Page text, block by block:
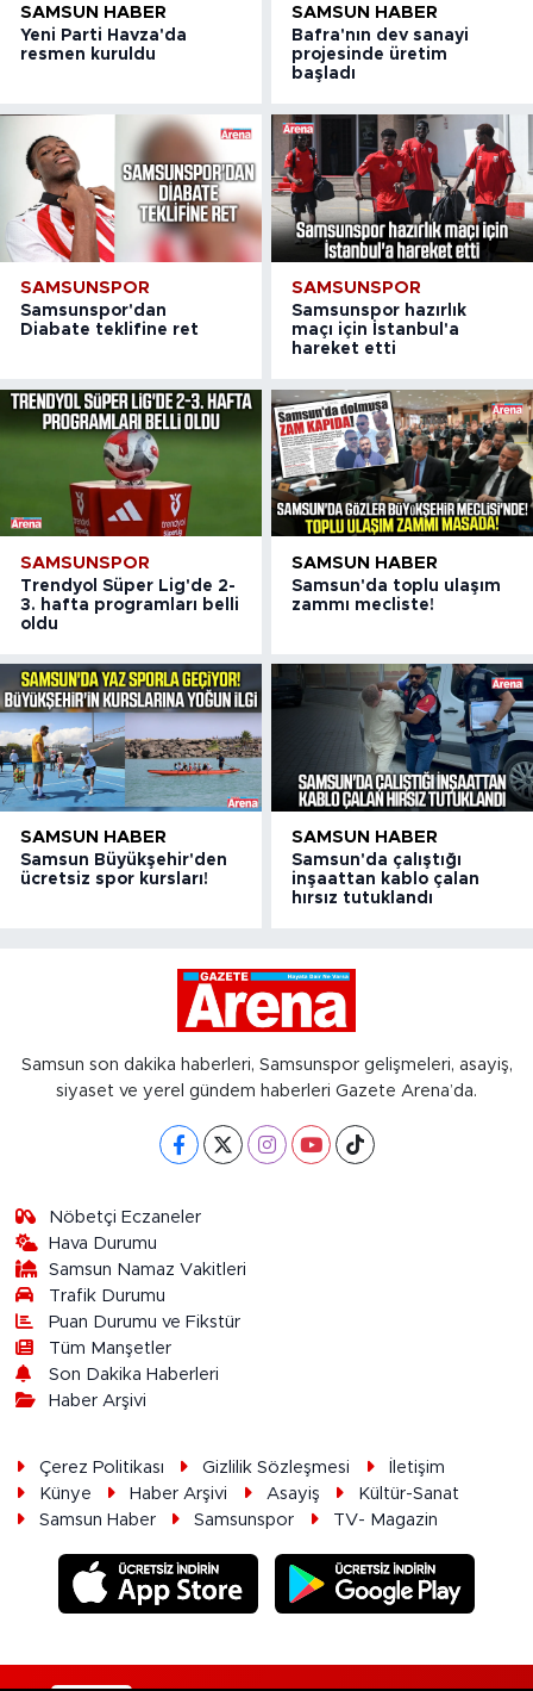
SAMSUN HABER
Yeni Parti Havza'da
resmen kuruldu
SAMSUN HABER
Bafra'nın dev sanayi
projesinde üretim
başladı
SAMSUNSPOR
Samsunspor'dan
Diabate teklifine ret
SAMSUNSPOR
Samsunspor hazırlık
maçı için İstanbul'a
hareket etti
SAMSUNSPOR
Trendyol Süper Lig'de 2-
3. hafta programları belli
oldu
SAMSUN HABER
Samsun'da toplu ulaşım
zammı mecliste!
SAMSUN HABER
Samsun Büyükşehir'den
ücretsiz spor kursları!
SAMSUN HABER
Samsun'da çalıştığı
inşaattan kablo çalan
hırsız tutuklandı
Samsun son dakika haberleri, Samsunspor gelişmeleri, asayiş,
siyaset ve yerel gündem haberleri Gazete Arena’da.
Nöbetçi Eczaneler
Hava Durumu
Samsun Namaz Vakitleri
Trafik Durumu
Puan Durumu ve Fikstür
Tüm Manşetler
Son Dakika Haberleri
Haber Arşivi
Çerez Politikası Gizlilik Sözleşmesi
İletişim
Künye
Haber Arşivi Asayiş
Kültür-Sanat
Samsun Haber
Samsunspor TV- Magazin